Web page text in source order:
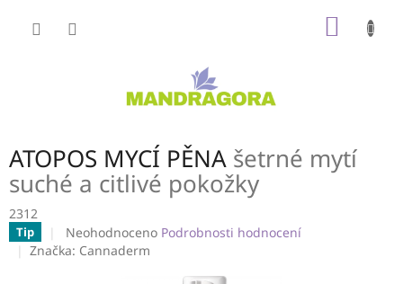
ATOPOS MYCÍ PĚNA šetrné mytí
suché a citlivé pokožky
2312
Tip
Průměrné
hodnocení
Neohodnoceno Podrobnosti hodnocení
Značka: Cannaderm